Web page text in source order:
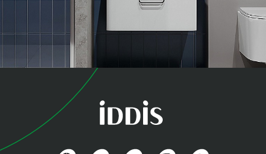
Оптима Хоум (Optima